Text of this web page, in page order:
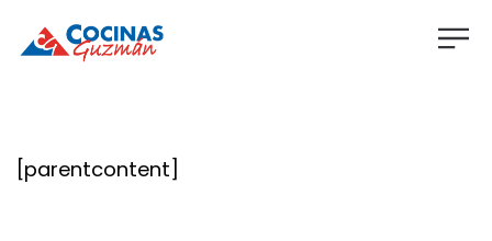
[parentcontent]